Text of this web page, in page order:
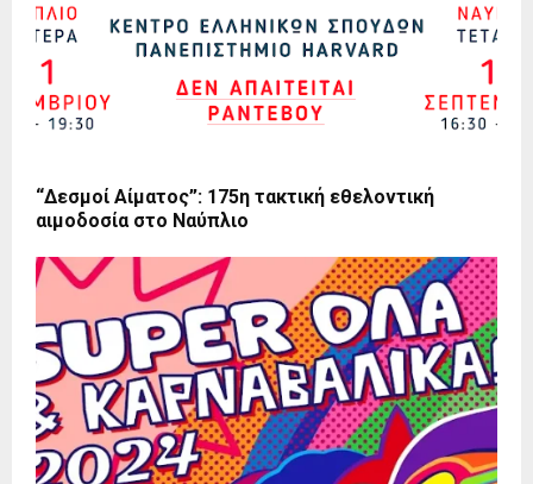
“Δεσμοί Αίματος”: 175η τακτική εθελοντική
αιμοδοσία στο Ναύπλιο